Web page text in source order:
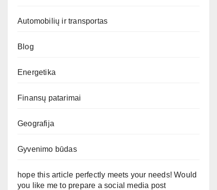
Automobilių ir transportas
Blog
Energetika
Finansų patarimai
Geografija
Gyvenimo būdas
hope this article perfectly meets your needs! Would
you like me to prepare a social media post